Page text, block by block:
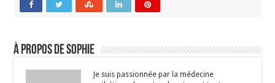
À propos de Sophie
Je suis passionnée par la médecine